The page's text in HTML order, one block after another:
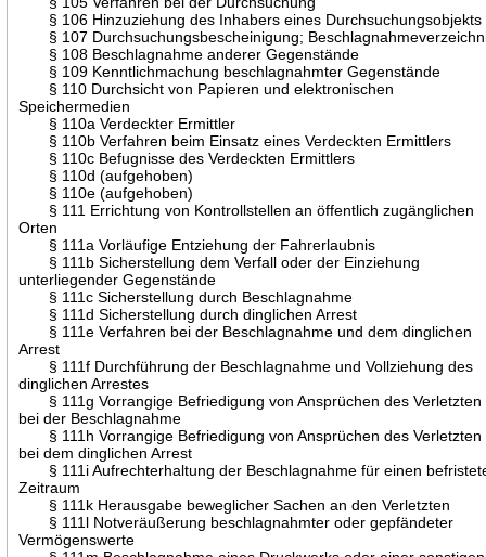
§ 106 Hinzuziehung des Inhabers eines Durchsuchungsobjekts
§ 107 Durchsuchungsbescheinigung;
§ 108 Beschlagnahme anderer Gegenstände
§ 109 Kenntlichmachung beschlagnahmter Gegenstände
§ 110 Durchsicht von Papieren und elektronischen
Speichermedien
§ 110a Verdeckter Ermittler
§ 110b Verfahren beim Einsatz eines Verdeckten Ermittlers
§ 110c Befugnisse des Verdeckten Ermittlers
§ 110d (aufgehoben)
§ 110e (aufgehoben)
§ 111 Errichtung von Kontrollstellen an öffentlich zugänglichen
Orten
§ 111a Vorläufige Entziehung der Fahrerlaubnis
§ 111b Sicherstellung dem Verfall oder der Einziehung
unterliegender Gegenstände
§ 111c Sicherstellung durch Beschlagnahme
§ 111d Sicherstellung durch dinglichen Arrest
§ 111e Verfahren bei der Beschlagnahme und dem dinglichen
Arrest
§ 111f Durchführung der Beschlagnahme und Vollziehung des
dinglichen Arrestes
§ 111g Vorrangige Befriedigung von Ansprüchen des Verletzten
bei der Beschlagnahme
§ 111h Vorrangige Befriedigung von Ansprüchen des Verletzten
bei dem dinglichen Arrest
§ 111i Aufrechterhaltung der Beschlagnahme für einen
Zeitraum
§ 111k Herausgabe beweglicher Sachen an den Verletzten
§ 111l Notveräußerung beschlagnahmter oder gepfändeter
Vermögenswerte